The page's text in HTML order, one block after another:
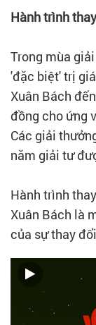
Hành trình
Trong mùa
'đặc biệt' trị
Xuân Bách
đồng cho ứng
Các giải
năm giải tư
Hành trình
Xuân Bách là
của sự thay